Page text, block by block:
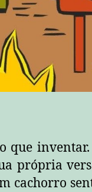
que
própria
cachorro